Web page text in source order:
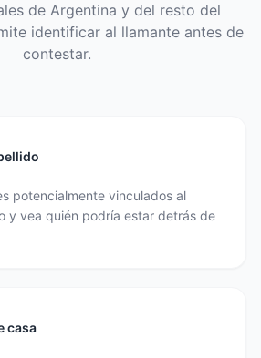
de Argentina y del resto del
identificar al llamante antes de
contestar.
potencialmente vinculados al
y vea quién podría estar detrás de
casa